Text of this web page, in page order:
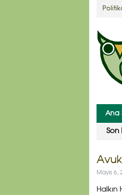
Ana
Son
Mayıs 6,
Halkın